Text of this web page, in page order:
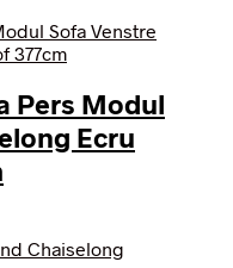
Pers Modul
Ecru